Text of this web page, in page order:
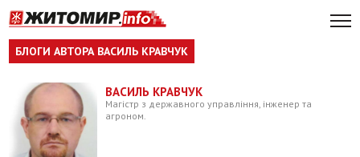
БЛОГИ АВТОРА ВАСИЛЬ КРАВЧУК
ВАСИЛЬ КРАВЧУК
Магістр з державного управління, інженер та
агроном.